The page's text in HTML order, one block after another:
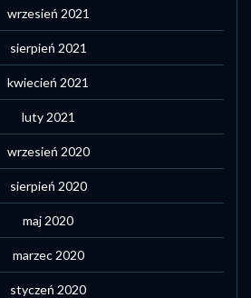
wrzesień 2021
sierpień 2021
kwiecień 2021
luty 2021
wrzesień 2020
sierpień 2020
maj 2020
marzec 2020
styczeń 2020